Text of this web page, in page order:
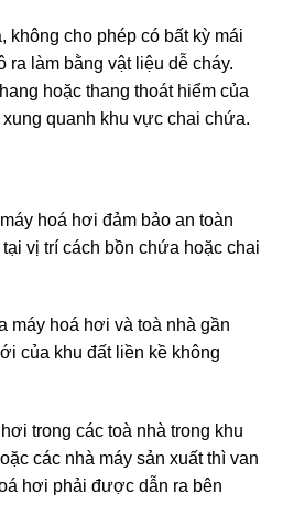
không cho phép có bất kỳ mái
ra làm bằng vật liệu dễ cháy.
hoặc thang thoát hiểm của
quanh khu vực chai chứa.
hoá hơi đảm bảo an toàn
vị trí cách bồn chứa hoặc chai
máy hoá hơi và toà nhà gần
của khu đất liền kề không
trong các toà nhà trong khu
các nhà máy sản xuất thì van
hơi phải được dẫn ra bên